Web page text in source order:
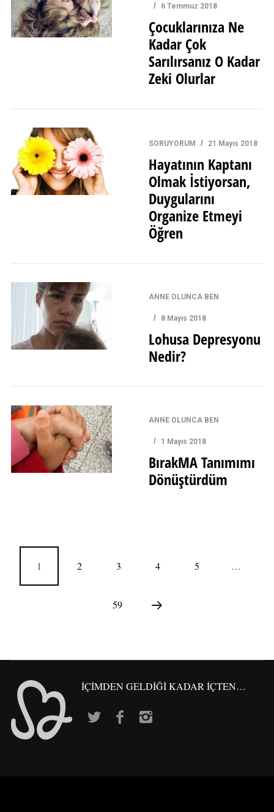
6 Temmuz 2018
Çocuklarınıza Ne
Kadar Çok
Sarılırsanız O Kadar
Zeki Olurlar
SORUYORUM 21 Mayıs 2018
Hayatının Kaptanı
Olmak İstiyorsan,
Duygularını
Organize Etmeyi
Öğren
ANNE OLUNCA BEN
8 Mayıs 2018
Lohusa Depresyonu
Nedir?
ANNE OLUNCA BEN
1 Mayıs 2018
BırakMA Tanımımı
Dönüştürdüm
1 2 3 4 5 …
59
İÇİMDEN GELDİĞİ KADAR İÇTEN…